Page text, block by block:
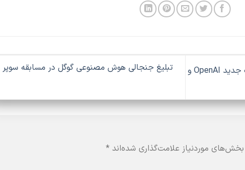
هوش مصنوعی جمنای ۲ گوگل رقیب جدید OpenAI و
تبلیغ جنجالی هوش مصنوعی گوگل در مسابقه سوپر
بخش‌های موردنیاز علامت‌گذاری شده‌اند *